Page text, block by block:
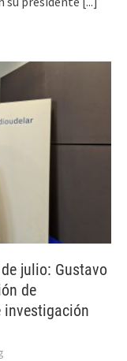
julio: Gustavo
de
investigación